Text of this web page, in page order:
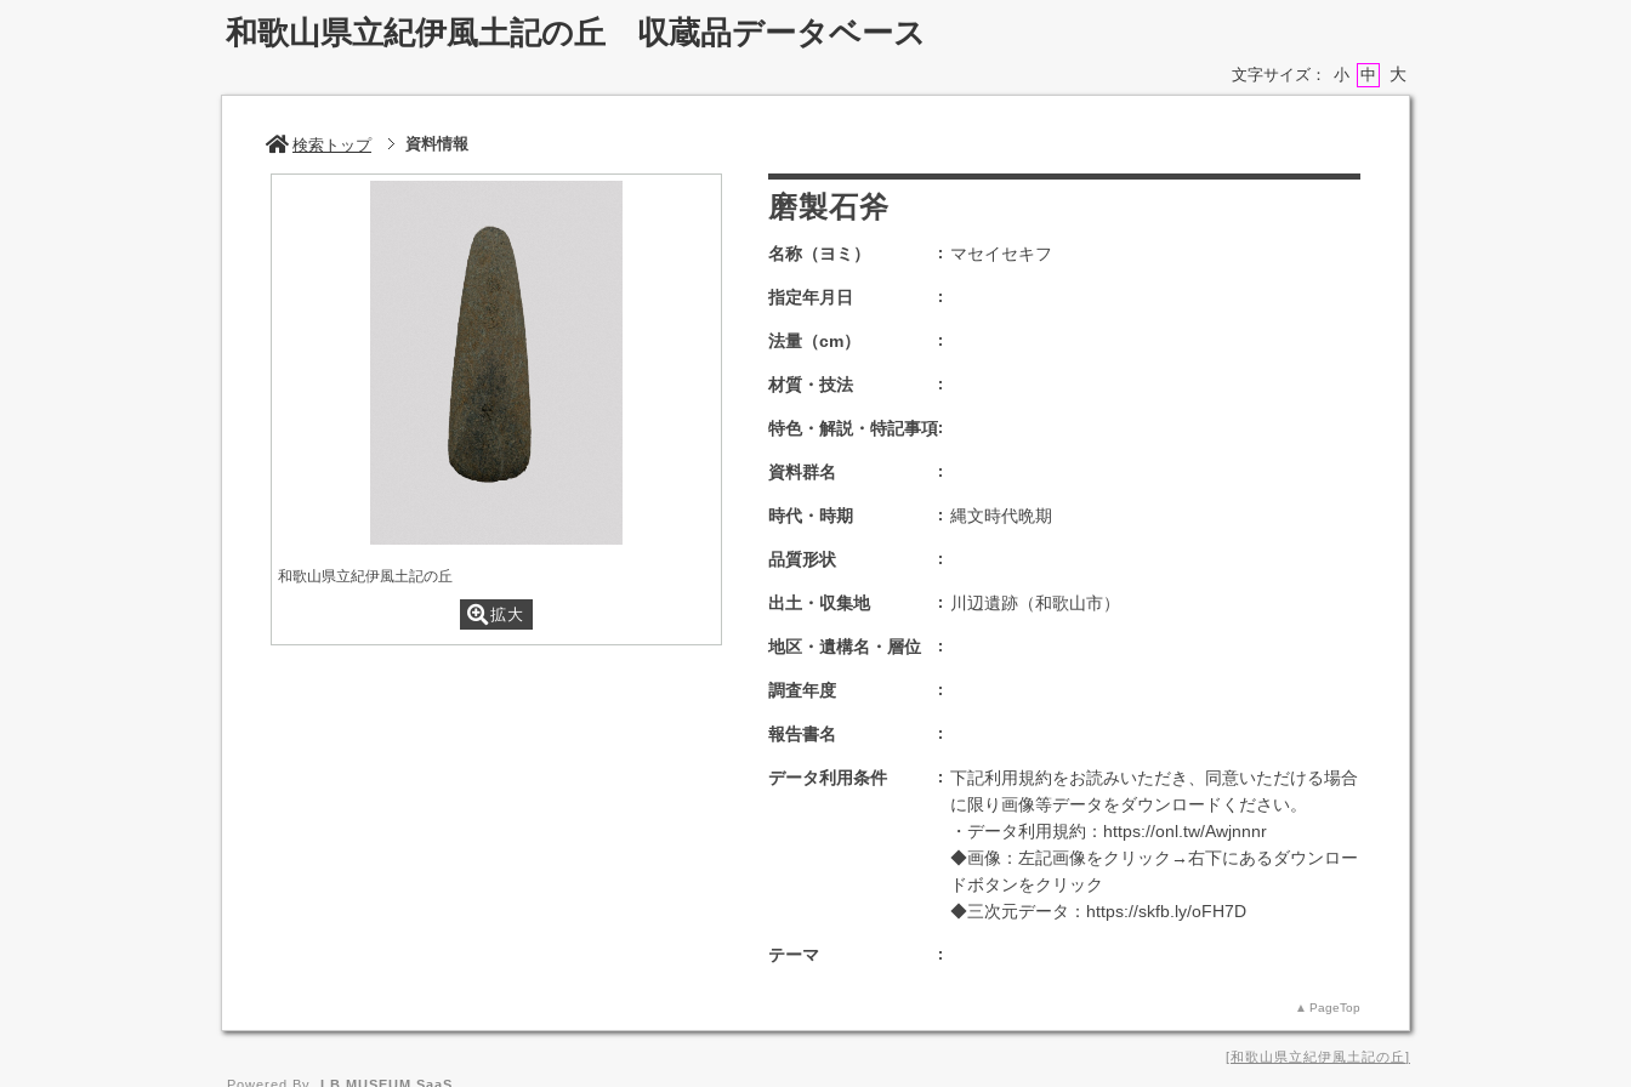
和歌山県立紀伊風土記の丘 収蔵品データベース
文字サイズ： 小 中 大
検索トップ 資料情報
和歌山県立紀伊風土記の丘
拡大
磨製石斧
名称（ヨミ） マセイセキフ
指定年月日
法量（cm）
材質・技法
特色・解説・特記事項
資料群名
時代・時期 縄文時代晩期
品質形状
出土・収集地 川辺遺跡（和歌山市）
地区・遺構名・層位
調査年度
報告書名
データ利用条件
下記利用規約をお読みいただき、同意いただける場合
に限り画像等データをダウンロードください。
・データ利用規約：https://onl.tw/Awjnnnr
◆画像：左記画像をクリック→右下にあるダウンロー
ドボタンをクリック
◆三次元データ：https://skfb.ly/oFH7D
テーマ
PageTop
和歌山県立紀伊風土記の丘